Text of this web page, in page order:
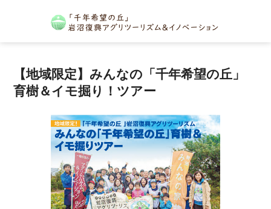
【地域限定】みんなの「千年希望の丘」
育樹＆イモ掘り！ツアー